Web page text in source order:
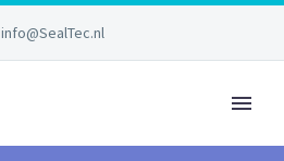
info@SealTec.nl